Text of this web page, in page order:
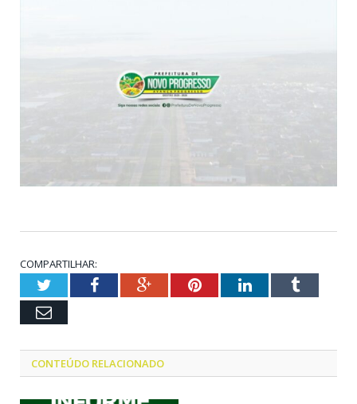
COMPARTILHAR:
TwitterFacebookGoogle+PinterestLinkedInTumblr
Email
CONTEÚDO RELACIONADO